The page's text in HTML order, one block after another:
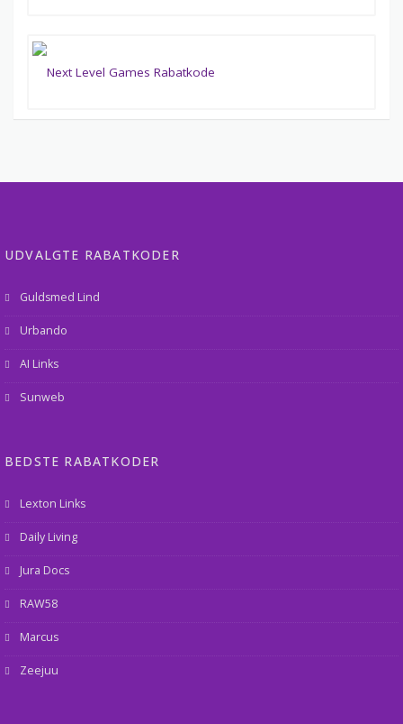
UDVALGTE RABATKODER
Guldsmed Lind
Urbando
AI Links
Sunweb
BEDSTE RABATKODER
Lexton Links
Daily Living
Jura Docs
RAW58
Marcus
Zeejuu